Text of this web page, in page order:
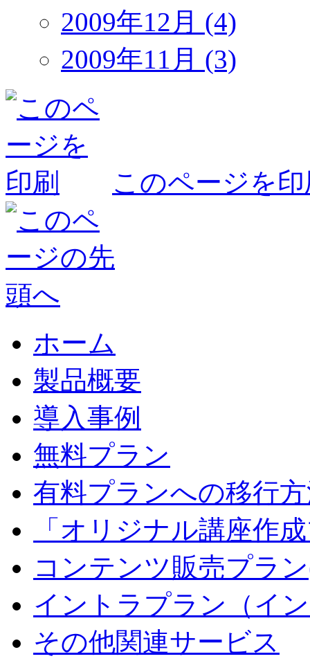
2009年12月 (4)
2009年11月 (3)
このページを
ホーム
製品概要
導入事例
無料プラン
有料プランへの移行
「オリジナル講座作
コンテンツ販売プラ
イントラプラン（イ
その他関連サービス